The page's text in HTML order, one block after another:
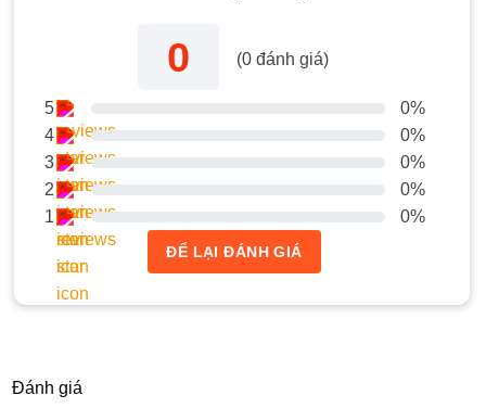
0 (0đánh giá)
5
0%
4
0%
3
0%
2
0%
1
0%
ĐỂ LẠI ĐÁNH GIÁ
Đánh giá